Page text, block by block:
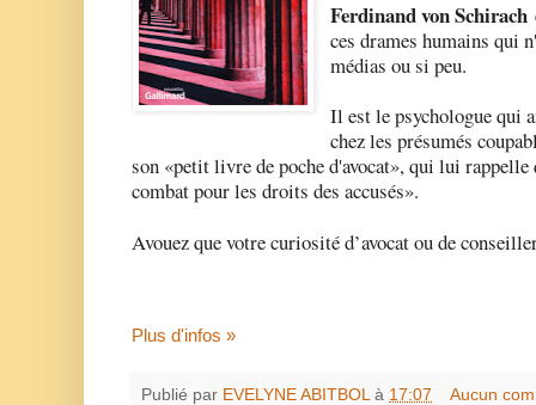
Ferdinand von Schirach
ces drames humains qui
médias ou si peu.
Il est le psychologue qui
chez les présumés
son «petit livre de poche d'avocat», qui lui rappelle
combat pour les droits des accusés».
Avouez que votre curiosité d’avocat ou de
Plus d'infos »
Publié par EVELYNE ABITBOL à 17:07
Aucun